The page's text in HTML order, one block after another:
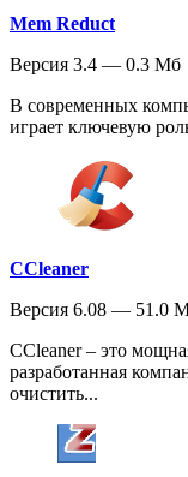
Mem Reduct
Версия 3.4 — 0.3 Мб
В современных
играет ключевую
CCleaner
Версия 6.08 — 51.0
CCleaner – это
разработанная
очистить...